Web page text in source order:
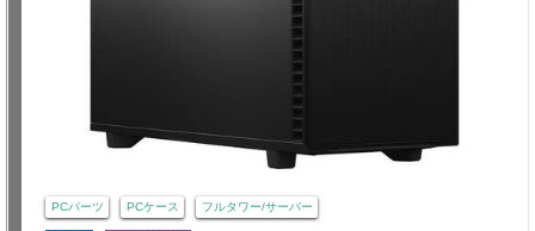
PCパーツ PCケース フルタワー/サーバー